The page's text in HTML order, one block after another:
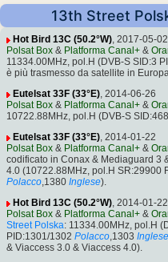
13th Street
Hot Bird 13C (50.2°W), 2017-05-02
Polsat Box & Platforma Canal+ &
11334.00MHz, pol.H (DVB-S SID:3
è più trasmesso da satellite in
Eutelsat 33F (33°E), 2014-06-26
Polsat Box & Platforma Canal+ &
10722.88MHz, pol.H (DVB-S
Eutelsat 33F (33°E), 2014-01-22
Polsat Box & Platforma Canal+ &
codificato in Conax & Mediaguard 3
4.0 (10722.88MHz, pol.H SR:29900
Polacco,1380 Inglese).
Hot Bird 13C (50.2°W), 2014-01-22
Polsat Box & Platforma Canal+ &
Street Polska: 11334.00MHz, pol.H
PID:1301/1302 Polacco,1303 Inglese
& Viaccess 3.0 & Viaccess 4.0).